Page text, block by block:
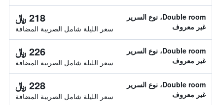
Double room، نوع السرير
غير معروف
218 ﷼
سعر الليلة شامل الصريبة المضافة
Double room، نوع السرير
غير معروف
226 ﷼
سعر الليلة شامل الصريبة المضافة
Double room، نوع السرير
غير معروف
228 ﷼
سعر الليلة شامل الصريبة المضافة